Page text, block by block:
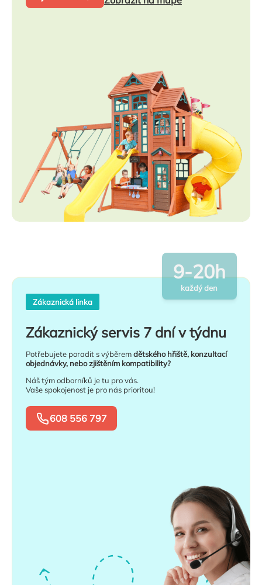
Zákaznická linka
Zákaznický servis 7 dní v týdnu
Potřebujete poradit s výběremdětského hřiště, konzultací
objednávky, nebo zjištěním kompatibility?
Náš tým odborníků je tu pro vás.
Vaše spokojenost je pro nás prioritou!
608 556 797
9-20h
každý den